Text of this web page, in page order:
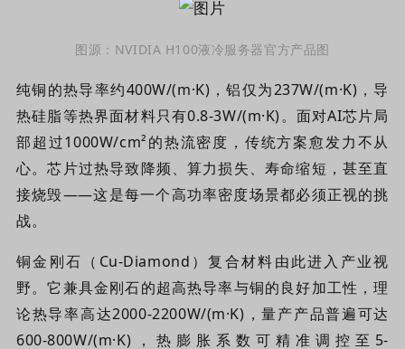
图源：NVIDIA H100液冷服务器官方产品图
纯铜的热导率约400W/(m·K)，铝仅为237W/(m·K)，导
热硅脂等热界面材料只有0.8-3W/(m·K)。面对AI芯片局
部超过1000W/cm²的热流密度，传统方案愈发力不从
心。芯片过热导致降频、算力损失、寿命缩短，甚至直
接烧毁——这是每一个高功率密度场景都必须正视的挑
战。
铜金刚石（Cu-Diamond）复合材料由此进入产业视
野。它兼具金刚石的超高热导率与铜的良好加工性，理
论热导率高达2000-2200W/(m·K)，量产产品普遍可达
600-800W/(m·K)，热膨胀系数可精准调控至5-